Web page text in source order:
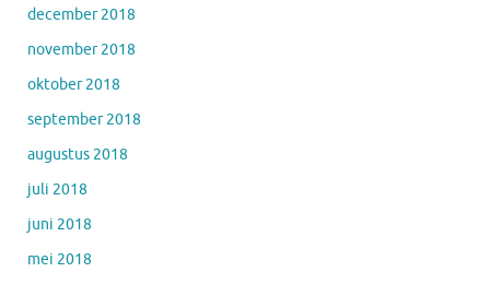
december 2018
november 2018
oktober 2018
september 2018
augustus 2018
juli 2018
juni 2018
mei 2018